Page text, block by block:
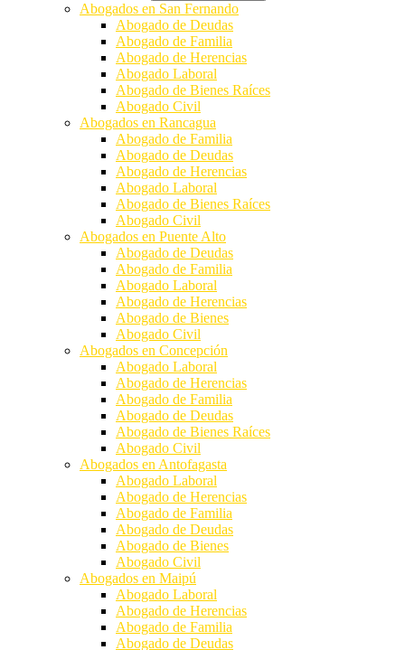
Abogados en San Fernando
Abogado de Deudas
Abogado de Familia
Abogado de Herencias
Abogado Laboral
Abogado de Bienes Raíces
Abogado Civil
Abogados en Rancagua
Abogado de Familia
Abogado de Deudas
Abogado de Herencias
Abogado Laboral
Abogado de Bienes Raíces
Abogado Civil
Abogados en Puente Alto
Abogado de Deudas
Abogado de Familia
Abogado Laboral
Abogado de Herencias
Abogado de Bienes
Abogado Civil
Abogados en Concepción
Abogado Laboral
Abogado de Herencias
Abogado de Familia
Abogado de Deudas
Abogado de Bienes Raíces
Abogado Civil
Abogados en Antofagasta
Abogado Laboral
Abogado de Herencias
Abogado de Familia
Abogado de Deudas
Abogado de Bienes
Abogado Civil
Abogados en Maipú
Abogado Laboral
Abogado de Herencias
Abogado de Familia
Abogado de Deudas